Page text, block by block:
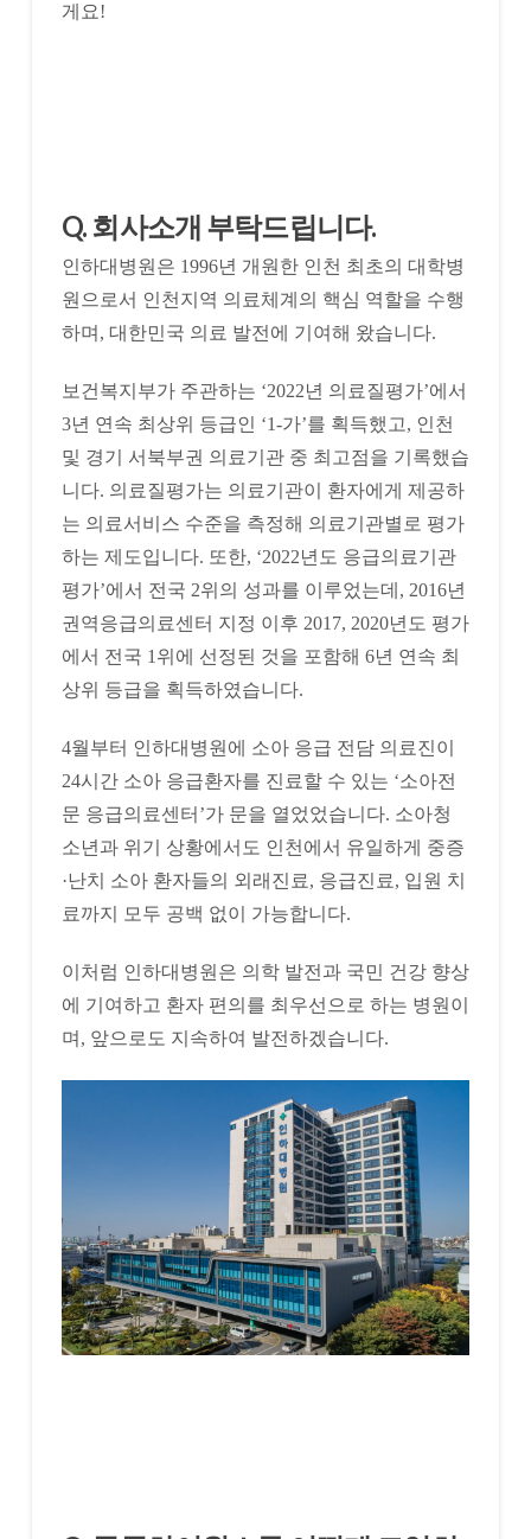
게요!
Q. 회사소개 부탁드립니다.
인하대병원은 1996년 개원한 인천 최초의 대학병
원으로서 인천지역 의료체계의 핵심 역할을 수행
하며, 대한민국 의료 발전에 기여해 왔습니다.
보건복지부가 주관하는 ‘2022년 의료질평가’에서
3년 연속 최상위 등급인 ‘1-가’를 획득했고, 인천
및 경기 서북부권 의료기관 중 최고점을 기록했습
니다. 의료질평가는 의료기관이 환자에게 제공하
는 의료서비스 수준을 측정해 의료기관별로 평가
하는 제도입니다. 또한, ‘2022년도 응급의료기관
평가’에서 전국 2위의 성과를 이루었는데, 2016년
권역응급의료센터 지정 이후 2017, 2020년도 평가
에서 전국 1위에 선정된 것을 포함해 6년 연속 최
상위 등급을 획득하였습니다.
4월부터 인하대병원에 소아 응급 전담 의료진이
24시간 소아 응급환자를 진료할 수 있는 ‘소아전
문 응급의료센터’가 문을 열었었습니다. 소아청
소년과 위기 상황에서도 인천에서 유일하게 중증
·난치 소아 환자들의 외래진료, 응급진료, 입원 치
료까지 모두 공백 없이 가능합니다.
이처럼 인하대병원은 의학 발전과 국민 건강 향상
에 기여하고 환자 편의를 최우선으로 하는 병원이
며, 앞으로도 지속하여 발전하겠습니다.